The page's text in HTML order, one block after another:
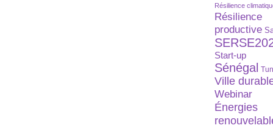
Résilience
Résilience
productive
Start-up
Sénégal
Ville
Webinar
Énergies